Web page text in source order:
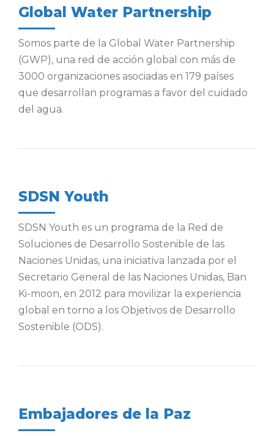
Global Water Partnership
Somos parte de la Global Water Partnership
(GWP), una red de acción global con más de
3000 organizaciones asociadas en 179 países
que desarrollan programas a favor del cuidado
del agua.
SDSN Youth
SDSN Youth es un programa de la Red de
Soluciones de Desarrollo Sostenible de las
Naciones Unidas, una iniciativa lanzada por el
Secretario General de las Naciones Unidas, Ban
Ki-moon, en 2012 para movilizar la experiencia
global en torno a los Objetivos de Desarrollo
Sostenible (ODS).
Embajadores de la Paz